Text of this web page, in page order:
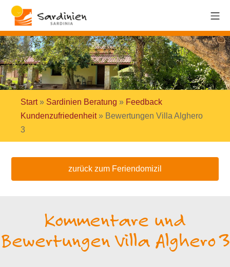
Start» Sardinien Beratung » Feedback
Kundenzufriedenheit» Bewertungen Villa Alghero
3
zurück zum Feriendomizil
Kommentare und
Bewertungen Villa Alghero 3